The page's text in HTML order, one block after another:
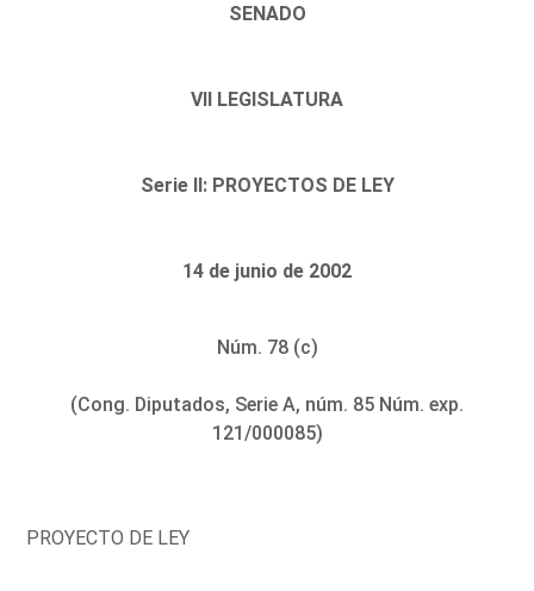
SENADO
VII LEGISLATURA
Serie II: PROYECTOS DE LEY
14 de junio de 2002
Núm. 78 (c)
(Cong. Diputados, Serie A, núm. 85 Núm. exp.
121/000085)
PROYECTO DE LEY